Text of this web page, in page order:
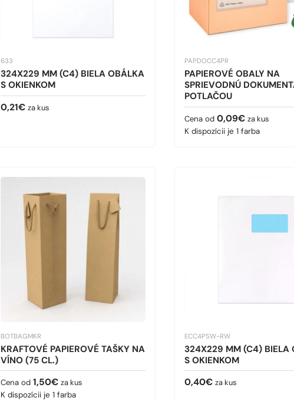
633
324X229 MM (C4) BIELA OBÁLKA
S OKIENKOM
Bežná cena
0,21€ za kus
PAPDOCC4PR
PAPIEROVÉ OBALY NA
SPRIEVODNÚ
POTLAČOU
Bežná cena
Cena od 0,09€ za kus
K dispozícii je 1 farba
BOTBAGMKR
KRAFTOVÉ PAPIEROVÉ TAŠKY NA
VÍNO (75 CL.)
Bežná cena
Cena od 1,50€ za kus
K dispozícii je 1 farba
ECC4PSW-RW
324X229 MM (C4) BIELA
S OKIENKOM
Bežná cena
0,40€ za kus